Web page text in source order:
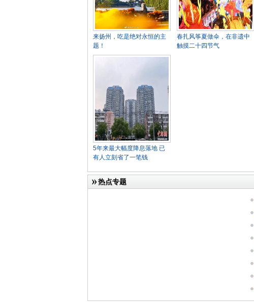
来扬州，吃是绝对永恒的主
题！
春扎风筝夏做伞，在非遗中
触摸二十四节气
5年来最大幅度降息落地 已
有人立刻省了一笔钱
热点专题